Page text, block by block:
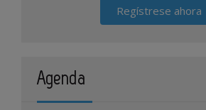
Regístrese ahora
Agenda